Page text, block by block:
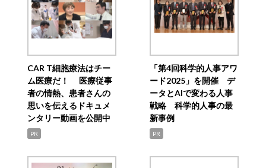
CAR T細胞療法はチー
ム医療だ！ 医療従事
者の情熱、患者さんの
思いを伝えるドキュメ
ンタリー動画を公開中
PR
「第4回科学的人事アワ
ード2025」を開催 デ
ータとAIで変わる人事
戦略 科学的人事の最
新事例
PR